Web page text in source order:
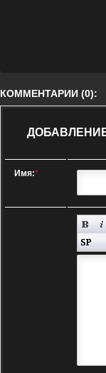
КОММЕНТАРИИ (0):
Имя:*